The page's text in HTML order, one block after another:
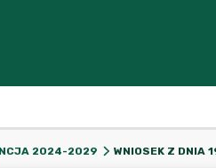
2024-2029